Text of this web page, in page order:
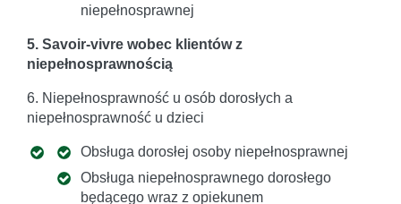
niepełnosprawnej
5. Savoir-vivre wobec klientów z
niepełnosprawnością
6. Niepełnosprawność u osób dorosłych a
niepełnosprawność u dzieci
Obsługa dorosłej osoby niepełnosprawnej
Obsługa niepełnosprawnego dorosłego
będącego wraz z opiekunem